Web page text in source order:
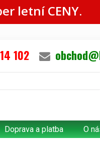
letní CENY.
102
Doprava a platba O